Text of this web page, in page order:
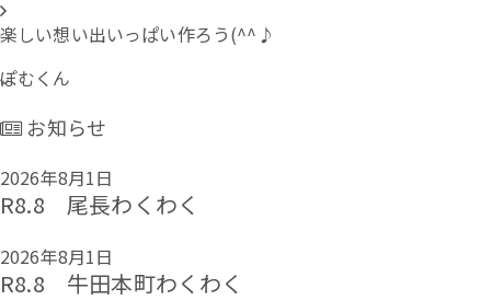
楽しい想い出いっぱい作ろう(^^♪
ぽむくん
お知らせ
2026年8月1日
R8.8 尾長わくわく
2026年8月1日
R8.8 牛田本町わくわく